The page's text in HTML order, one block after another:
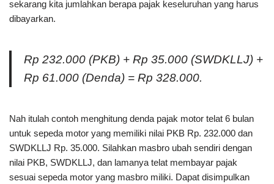
sekarang kita jumlahkan berapa pajak keseluruhan yang harus
dibayarkan.
Rp 232.000 (PKB) + Rp 35.000 (SWDKLLJ) +
Rp 61.000 (Denda) = Rp 328.000.
Nah itulah contoh menghitung denda pajak motor telat 6 bulan
untuk sepeda motor yang memiliki nilai PKB Rp. 232.000 dan
SWDKLLJ Rp. 35.000. Silahkan masbro ubah sendiri dengan
nilai PKB, SWDKLLJ, dan lamanya telat membayar pajak
sesuai sepeda motor yang masbro miliki. Dapat disimpulkan